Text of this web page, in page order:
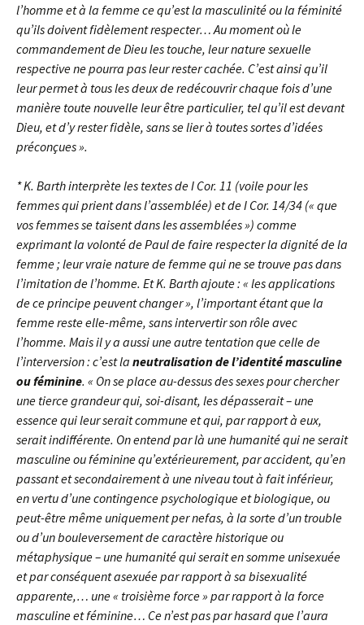
l’homme et à la femme ce qu’est la masculinité ou la féminité
qu’ils doivent fidèlement respecter… Au moment où le
commandement de Dieu les touche, leur nature sexuelle
respective ne pourra pas leur rester cachée. C’est ainsi qu’il
leur permet à tous les deux de redécouvrir chaque fois d’une
manière toute nouvelle leur être particulier, tel qu’il est devant
Dieu, et d’y rester fidèle, sans se lier à toutes sortes d’idées
préconçues ».
* K. Barth interprète les textes de I Cor. 11 (voile pour les
femmes qui prient dans l’assemblée) et de I Cor. 14/34 (« que
vos femmes se taisent dans les assemblées ») comme
exprimant la volonté de Paul de faire respecter la dignité de la
femme ; leur vraie nature de femme qui ne se trouve pas dans
l’imitation de l’homme. Et K. Barth ajoute : « les applications
de ce principe peuvent changer », l’important étant que la
femme reste elle-même, sans intervertir son rôle avec
l’homme. Mais il y a aussi une autre tentation que celle de
l’interversion : c’est la neutralisation de l’identité masculine
ou féminine. « On se place au-dessus des sexes pour chercher
une tierce grandeur qui, soi-disant, les dépasserait – une
essence qui leur serait commune et qui, par rapport à eux,
serait indifférente. On entend par là une humanité qui ne serait
masculine ou féminine qu’extérieurement, par accident, qu’en
passant et secondairement à une niveau tout à fait inférieur,
en vertu d’une contingence psychologique et biologique, ou
peut-être même uniquement per nefas, à la sorte d’un trouble
ou d’un bouleversement de caractère historique ou
métaphysique – une humanité qui serait en somme unisexuée
et par conséquent asexuée par rapport à sa bisexualité
apparente,… une « troisième force » par rapport à la force
masculine et féminine… Ce n’est pas par hasard que l’aura